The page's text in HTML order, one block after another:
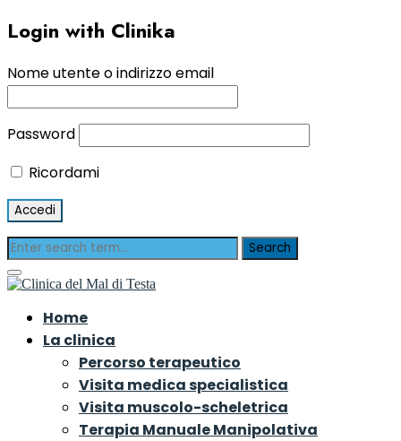
Login with Clinika
Nome utente o indirizzo email
Password
Ricordami
Home
La clinica
Percorso terapeutico
Visita medica specialistica
Visita muscolo-scheletrica
Terapia Manuale Manipolativa